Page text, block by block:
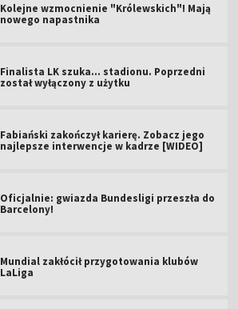
Kolejne wzmocnienie "Królewskich"! Mają
nowego napastnika
Finalista LK szuka... stadionu. Poprzedni
został wyłączony z użytku
Fabiański zakończył karierę. Zobacz jego
najlepsze interwencje w kadrze [WIDEO]
Oficjalnie: gwiazda Bundesligi przeszła do
Barcelony!
Mundial zakłócił przygotowania klubów
LaLiga